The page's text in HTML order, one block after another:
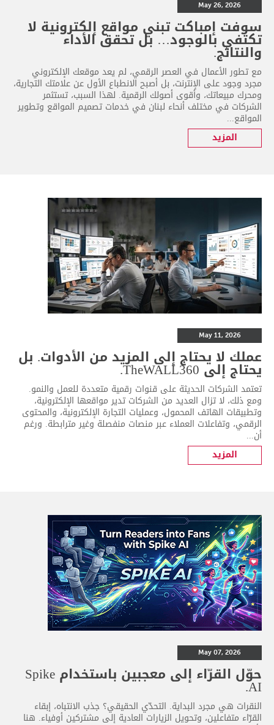
May 26, 2026
سوفت إمباكت تبني مواقع إلكترونية لا
تكتفي بالوجود… بل تحقق الأداء
والنتائج.
مع تطور الأعمال في العصر الرقمي، لم يعد موقعك الإلكتروني
مجرد وجود على الإنترنت، بل أصبح الانطباع الأول عن علامتك التجارية،
ومحرك مبيعاتك، وأقوى أصولك الرقمية. لهذا السبب، تستثمر
الشركات في مختلف أنحاء لبنان في خدمات تصميم المواقع وتطوير
المواقع...
المزيد
May 11, 2026
عملك لا يحتاج إلى المزيد من الأدوات. بل
يحتاج إلى TheWALL360.
تعتمد الشركات الحديثة على قنوات رقمية متعددة للعمل والنمو.
ومع ذلك، لا تزال العديد من الشركات تدير مواقعها الإلكترونية،
وتطبيقات الهاتف المحمول، وعمليات التجارة الإلكترونية، والمحتوى
الرقمي، وتفاعلات العملاء عبر منصات منفصلة وغير مترابطة. ورغم
أن...
المزيد
May 07, 2026
حوّل القرّاء إلى معجبين باستخدام Spike
AI.
النقرات هي مجرد البداية. التحدّي الحقيقي؟ جذب الانتباه، إبقاء
القرّاء متفاعلين، وتحويل الزيارات العادية إلى مشتركين أوفياء. هنا